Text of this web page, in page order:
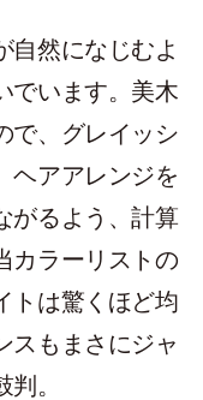
自然になじむよ
でいます。美木
で、グレイッシ
ヘアアレンジを
がるよう、計算
カラーリストの
トは驚くほど均
スもまさにジャ
。